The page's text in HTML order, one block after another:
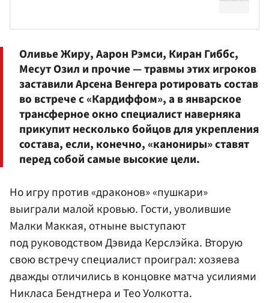
Оливье Жиру,Аарон Рэмси, Киран Гиббс,
Месут Озил и прочие — травмы этих игроков
заставилиАрсена Венгера ротировать состав
во встрече с «Кардиффом», а в январское
трансферное окно специалист наверняка
прикупит несколько бойцов для укрепления
состава, если, конечно, «канониры» ставят
перед собой самые высокие цели.
Но игру против «драконов» «пушкари»
выиграли малой кровью. Гости, уволившие
Малки Маккая, отныне выступают
под руководством Дэвида Керслэйка. Вторую
свою встречу специалист проиграл: хозяева
дважды отличились в концовке матча усилиями
Никласа Бендтнера и Тео Уолкотта.